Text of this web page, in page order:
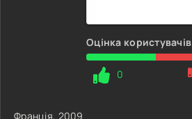
Оцінка користувачів
0
Франція, 2009